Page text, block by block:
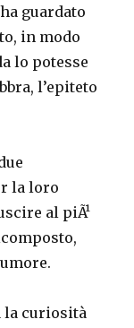
guardato
in modo
lo potesse
l’epiteto
la loro
al piÃ¹
la curiosità